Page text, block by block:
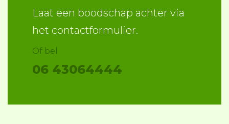
Laat een boodschap achter via
het contactformulier.
Of bel
06 43064444